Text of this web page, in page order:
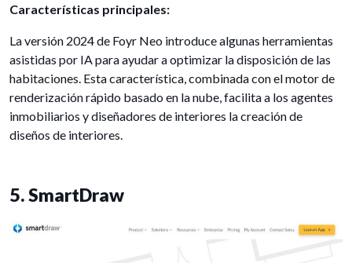
Características principales:
La versión 2024 de Foyr Neo introduce algunas herramientas
asistidas por IA para ayudar a optimizar la disposición de las
habitaciones. Esta característica, combinada con el motor de
renderización rápido basado en la nube, facilita a los agentes
inmobiliarios y diseñadores de interiores la creación de
diseños de interiores.
5. SmartDraw